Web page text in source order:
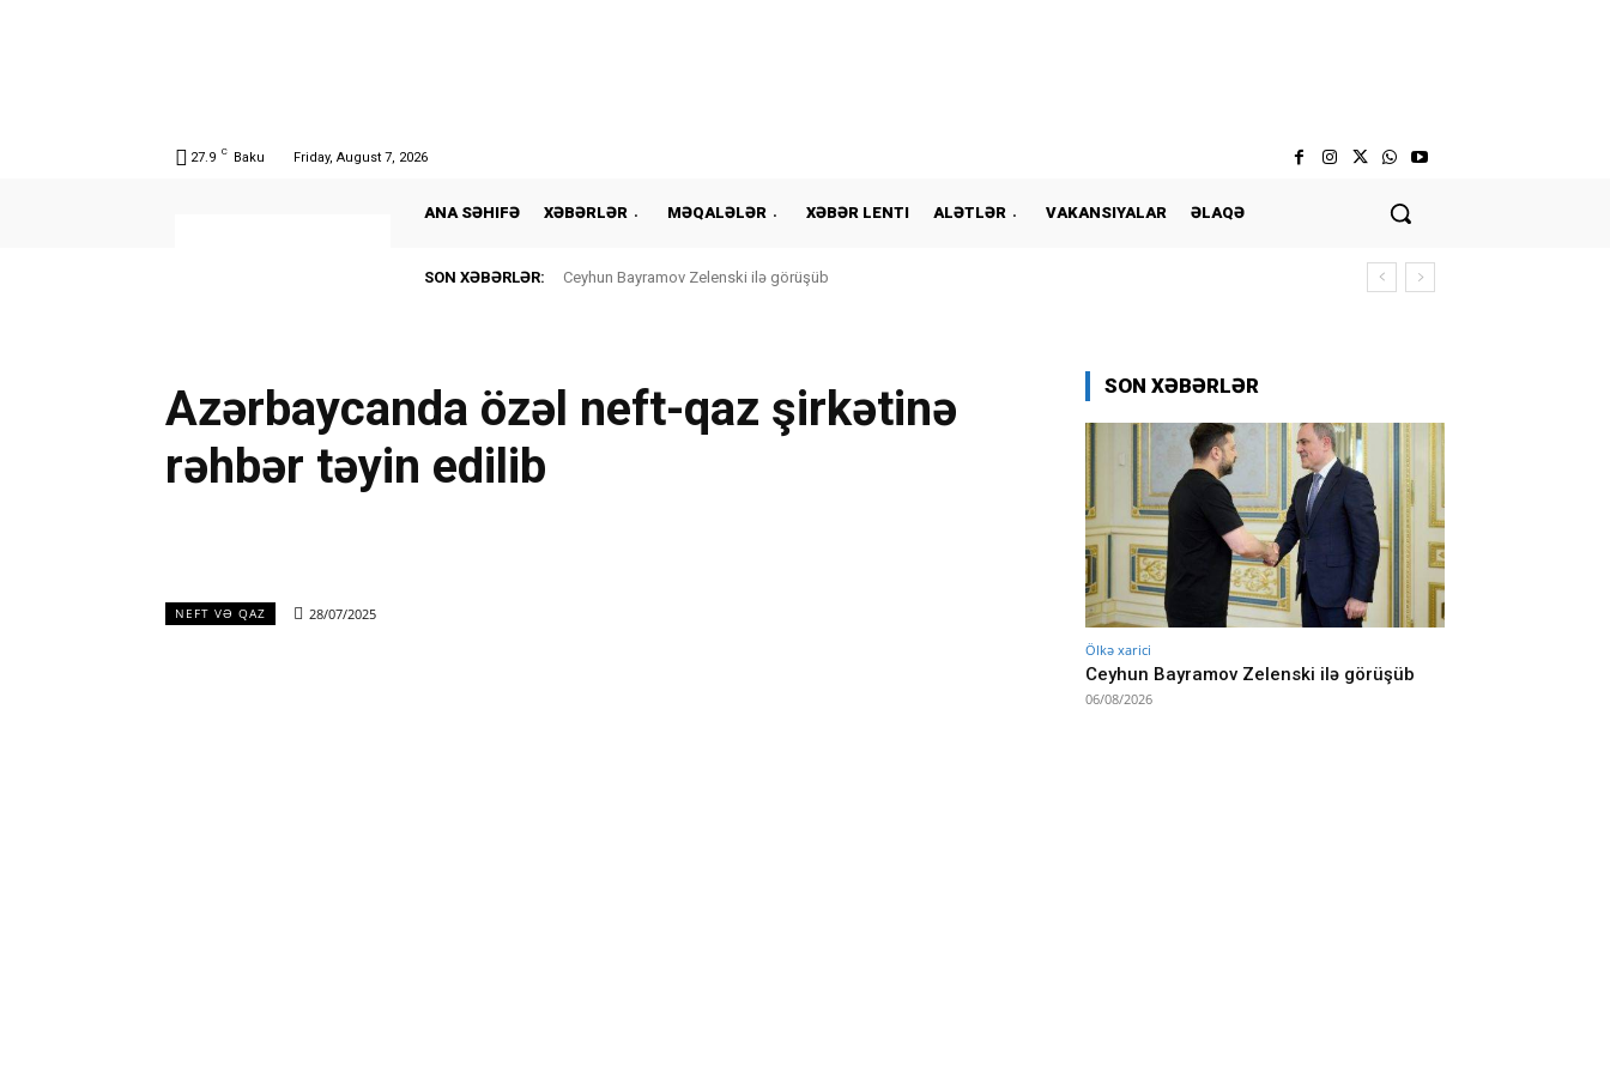
27.9 C Baku Friday, August 7, 2026
ANA SƏHIFƏ XƏBƏRLƏR MƏQALƏLƏR XƏBƏR LENTI ALƏTLƏR VAKANSIYALAR ƏLAQƏ
SON XƏBƏRLƏR: Ceyhun Bayramov Zelenski ilə görüşüb
Azərbaycanda özəl neft-qaz şirkətinə
rəhbər təyin edilib
NEFT VƏ QAZ 28/07/2025
SON XƏBƏRLƏR
Ölkə xarici
Ceyhun Bayramov Zelenski ilə görüşüb
06/08/2026